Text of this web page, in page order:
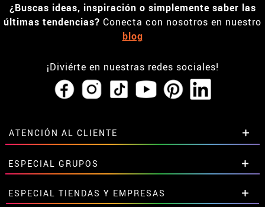
¿Buscas ideas, inspiración o simplemente saber las
últimas tendencias? Conecta con nosotros en nuestro
blog
¡Diviérte en nuestras redes sociales!
ATENCIÓN AL CLIENTE
• Horario tienda IBI
•Descuento estudiantes
• Sobre nosotros
• Condiciones de venta
ESPECIAL GRUPOS
Descuentos especiales para grupos.
ESPECIAL TIENDAS Y EMPRESAS